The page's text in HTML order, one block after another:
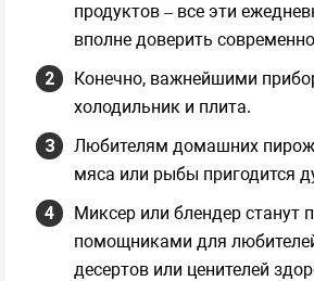
продуктов – все эти
вполне доверить
Конечно, важнейшими
холодильник и плита.
Любителям домашних
мяса или рыбы пригодится
Миксер или блендер станут
помощниками для
десертов или ценителей